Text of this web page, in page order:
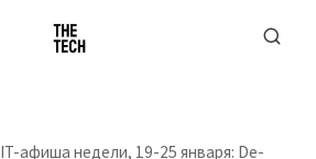
IT-афиша недели, 19-25 января: De-